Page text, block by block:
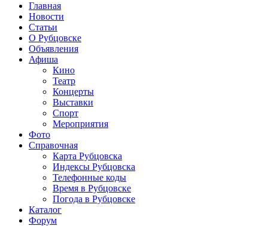
Главная
Новости
Статьи
О Рубцовске
Объявления
Афиша
Кино
Театр
Концерты
Выставки
Спорт
Мероприятия
Фото
Справочная
Карта Рубцовска
Индексы Рубцовска
Телефонные коды
Время в Рубцовске
Погода в Рубцовске
Каталог
Форум